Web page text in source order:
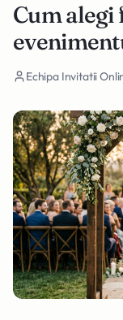
Cum
Echipa Invitatii